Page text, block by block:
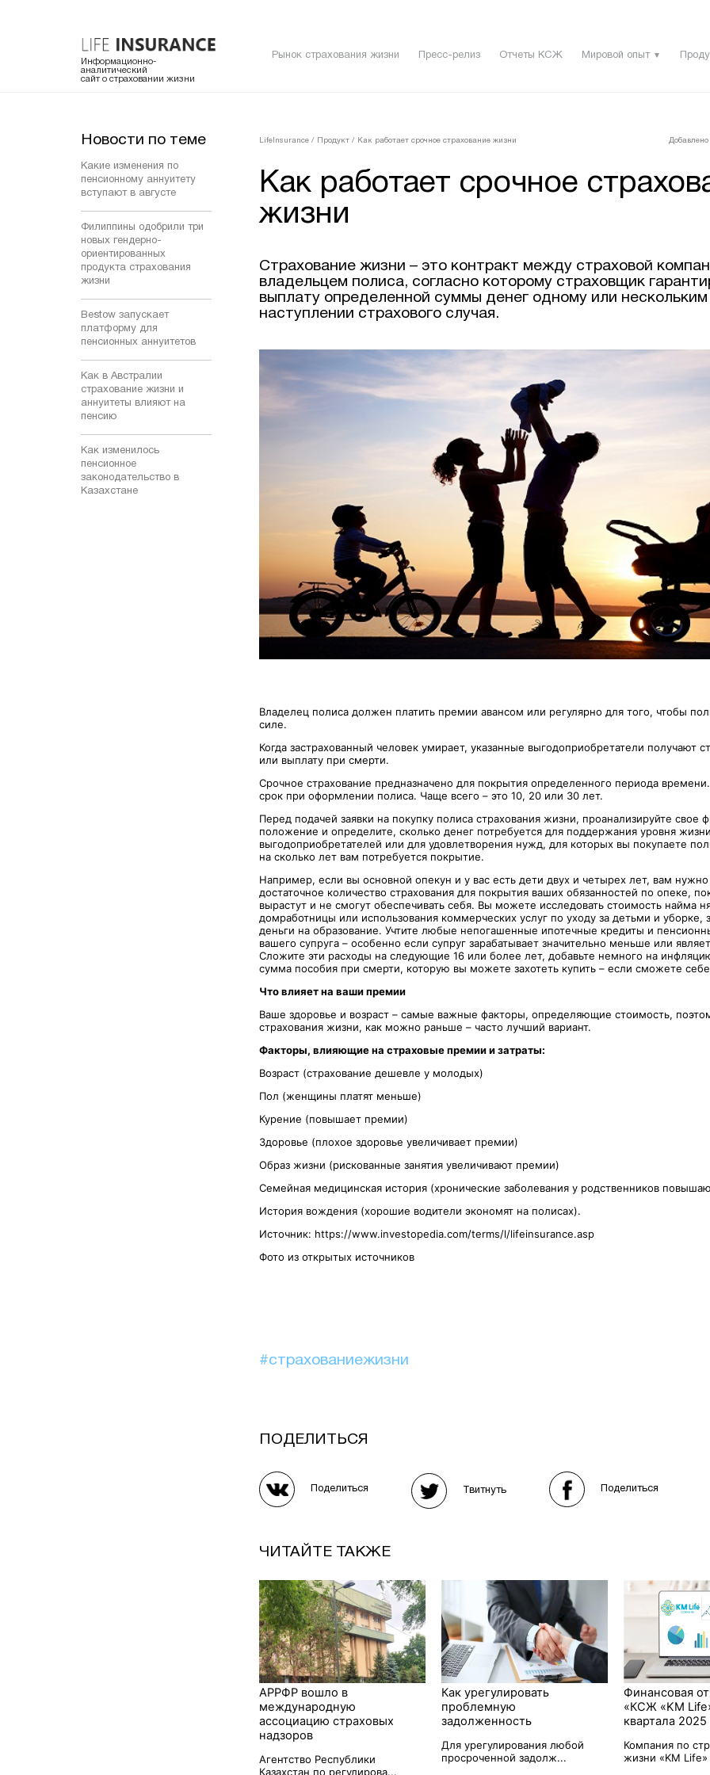
Информационно-
аналитический
сайт о страховании жизни
Рынок страхования жизни Пресс-релиз Отчеты КСЖ Мировой опыт ▼
Новости по теме
Какие изменения по
пенсионному аннуитету
вступают в августе
Филиппины одобрили три
новых гендерно-
ориентированных
продукта страхования
жизни
Bestow запускает
платформу для
пенсионных аннуитетов
Как в Австралии
страхование жизни и
аннуитеты влияют на
пенсию
Как изменилось
пенсионное
законодательство в
Казахстане
LifeInsurance / Продукт / Как работает срочное страхование жизни
Как работает срочное
жизни
Страхование жизни – это контракт между страховой
владельцем полиса, согласно которому страховщик
выплату определенной суммы денег одному или
наступлении страхового случая.
Владелец полиса должен платить премии авансом или регулярно для того, чтобы
силе.
Когда застрахованный человек умирает, указанные выгодоприобретатели получают
или выплату при смерти.
Срочное страхование предназначено для покрытия определенного периода
срок при оформлении полиса. Чаще всего – это 10, 20 или 30 лет.
Перед подачей заявки на покупку полиса страхования жизни, проанализируйте свое
положение и определите, сколько денег потребуется для поддержания уровня
выгодоприобретателей или для удовлетворения нужд, для которых вы покупаете
на сколько лет вам потребуется покрытие.
Например, если вы основной опекун и у вас есть дети двух и четырех лет, вам нужно
достаточное количество страхования для покрытия ваших обязанностей по опеке,
вырастут и не смогут обеспечивать себя. Вы можете исследовать стоимость найма
домработницы или использования коммерческих услуг по уходу за детьми и уборке,
деньги на образование. Учтите любые непогашенные ипотечные кредиты и
вашего супруга – особенно если супруг зарабатывает значительно меньше или
Сложите эти расходы на следующие 16 или более лет, добавьте немного на
сумма пособия при смерти, которую вы можете захотеть купить – если сможете себе
Что влияет на ваши премии
Ваше здоровье и возраст – самые важные факторы, определяющие стоимость,
страхования жизни, как можно раньше – часто лучший вариант.
Факторы, влияющие на страховые премии и затраты:
Возраст (страхование дешевле у молодых)
Пол (женщины платят меньше)
Курение (повышает премии)
Здоровье (плохое здоровье увеличивает премии)
Образ жизни (рискованные занятия увеличивают премии)
Семейная медицинская история (хронические заболевания у родственников
История вождения (хорошие водители экономят на полисах).
Источник: https://www.investopedia.com/terms/l/lifeinsurance.asp
Фото из открытых источников
#страхованиежизни
ПОДЕЛИТЬСЯ
Поделиться Твитнуть Поделиться
ЧИТАЙТЕ ТАКЖЕ
АРРФР вошло в
международную
ассоциацию страховых
надзоров
Агентство Республики
Казахстан по регулирова...
Как урегулировать
проблемную
задолженность
Для урегулирования любой
просроченной задолж...
Финансовая
«КСЖ «KM
квартала 2025
Компания по
жизни «KM Life»